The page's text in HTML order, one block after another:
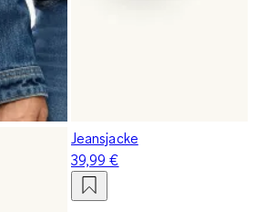
Jeansjacke
39,99 €